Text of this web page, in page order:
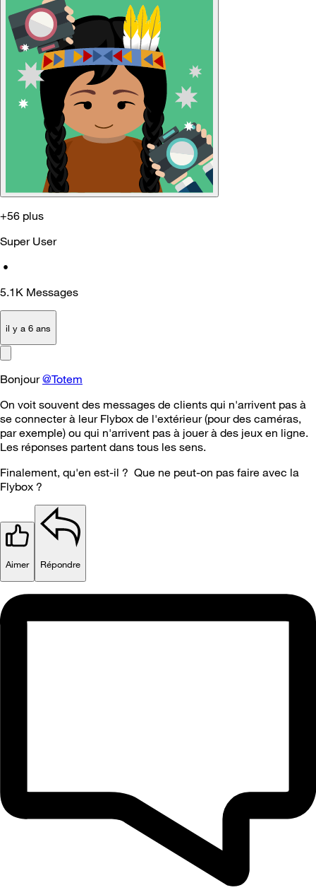
+56 plus
Super User
•
5.1K Messages
il y a 6 ans
Bonjour@Totem
On voit souvent des messages de clients qui n'arrivent pas à
se connecter à leur Flybox de l'extérieur (pour des caméras,
par exemple) ou qui n'arrivent pas à jouer à des jeux en ligne.
Les réponses partent dans tous les sens.
Finalement, qu'en est-il ? Que ne peut-on pas faire avec la
Flybox ?
Aimer Répondre